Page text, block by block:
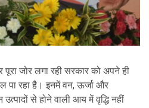
जोर लगा रही सरकार को अपने ही
पा रहा है। इनमें वन, ऊर्जा और
से होने वाली आय में वृद्धि नहीं